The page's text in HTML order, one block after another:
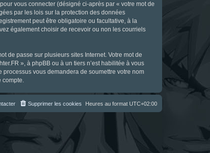
vous connecter (désigné ci-après par « votre mot de
par les lois sur la protection des données
peut être obligatoire ou facultative, à la
également choisir de recevoir ou non les courriels
de passe sur plusieurs sites Internet. Votre mot de
», à phpBB ou à un tiers n’est habilitée à vous
vous demandera de soumettre votre nom
compte.
Heures au format UTC+02:00
Supprimer les cookies